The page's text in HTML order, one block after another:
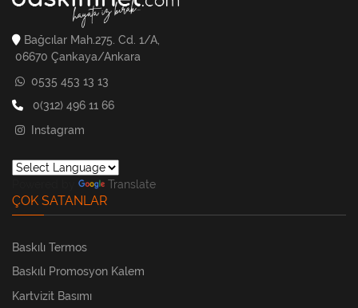
Bağcılar Mah.275. Cd. 1/A,
06670 Çankaya/Ankara
0535 453 13 13
0(312) 496 11 66
Instagram
Translate
ÇOK SATANLAR
Baskılı Termos
Baskılı Promosyon Kalem
Kartvizit Basımı